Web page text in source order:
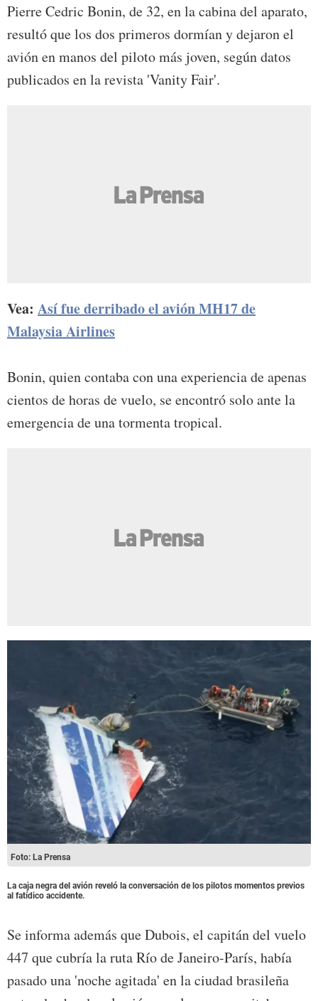
Pierre Cedric Bonin, de 32, en la cabina del aparato,
resultó que los dos primeros dormían y dejaron el
avión en manos del piloto más joven, según datos
publicados en la revista 'Vanity Fair'.
Vea: Así fue derribado el avión MH17 de
Malaysia Airlines
Bonin, quien contaba con una experiencia de apenas
cientos de horas de vuelo, se encontró solo ante la
emergencia de una tormenta tropical.
Foto: La Prensa
La caja negra del avión reveló la conversación de los pilotos momentos previos
al fatídico accidente.
Se informa además que Dubois, el capitán del vuelo
447 que cubría la ruta Río de Janeiro-París, había
pasado una 'noche agitada' en la ciudad brasileña